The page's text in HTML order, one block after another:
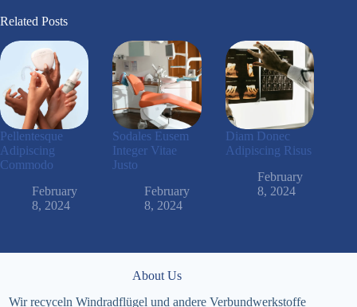
Related Posts
Pellentesque
Adipiscing
Commodo
February
8, 2024
Sodales Eusem
Integer Vitae
Justo
February
8, 2024
Diam Donec
Adipiscing Risus
February
8, 2024
About Us
Wir recyceln Windradflügel und andere Verbundwerkstoffe